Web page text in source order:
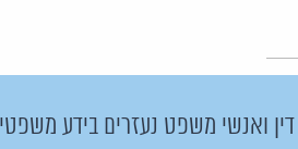
דין ואנשי משפט נעזרים בידע